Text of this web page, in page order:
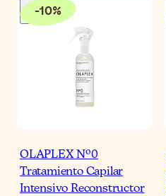
-10%
OLAPLEX Nº0
Tratamiento Capilar
Intensivo Reconstructor